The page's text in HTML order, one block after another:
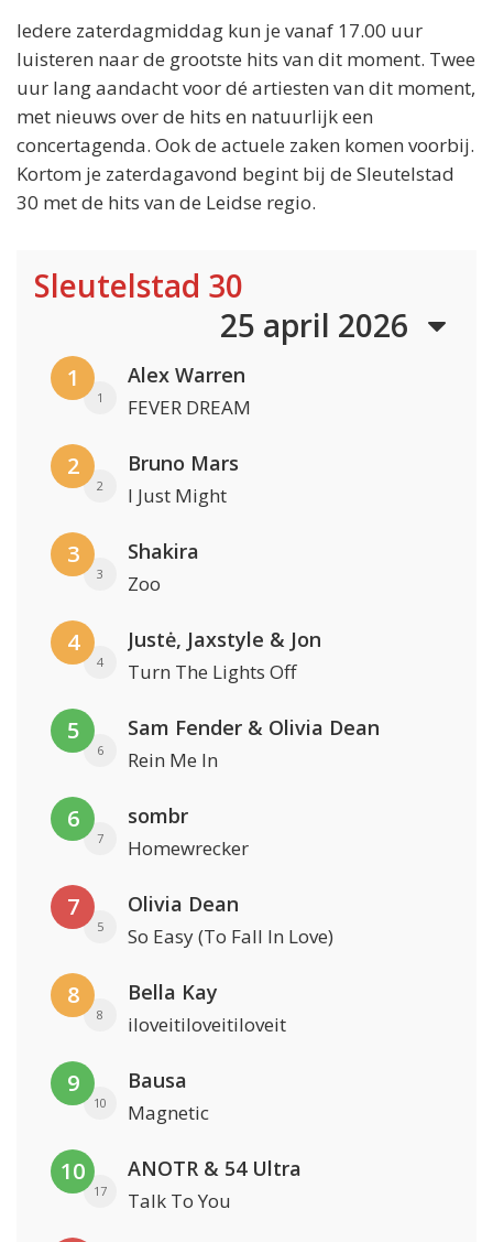
Iedere zaterdagmiddag kun je vanaf 17.00 uur
luisteren naar de grootste hits van dit moment. Twee
uur lang aandacht voor dé artiesten van dit moment,
met nieuws over de hits en natuurlijk een
concertagenda. Ook de actuele zaken komen voorbij.
Kortom je zaterdagavond begint bij de Sleutelstad
30 met de hits van de Leidse regio.
Sleutelstad 30
25 april 2026
1
1
Alex Warren
FEVER DREAM
2
2
Bruno Mars
I Just Might
3
3
Shakira
Zoo
4
4
Justė, Jaxstyle & Jon
Turn The Lights Off
5
6
Sam Fender & Olivia Dean
Rein Me In
6
7
sombr
Homewrecker
7
5
Olivia Dean
So Easy (To Fall In Love)
8
8
Bella Kay
iloveitiloveitiloveit
9
10
Bausa
Magnetic
10
17
ANOTR & 54 Ultra
Talk To You